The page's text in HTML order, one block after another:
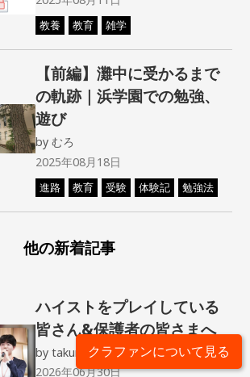
教養 教育 雑学
【前編】灘中に受かるまで
の軌跡｜浜学園での勉強、
遊び
byむろ
2025年08月18日
進路 教育 受験 体験記 勉強法
他の新着記事
ハイストをプレイしている
皆さん&保護者の皆さまへ
bytakuma_ceo
2026年06月30日
クラファンについて見る